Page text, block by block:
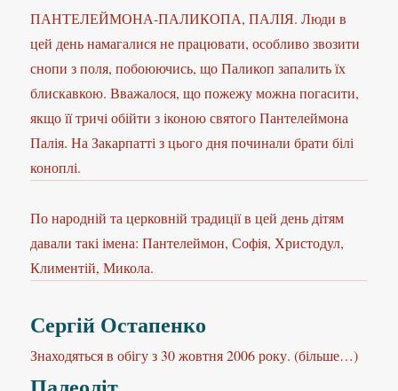
ПАНТЕЛЕЙМОНА-ПАЛИКОПА, ПАЛІЯ. Люди в
цей день намагалися не працювати, особливо звозити
снопи з поля, побоюючись, що Паликоп запалить їх
блискавкою. Вважалося, що пожежу можна погасити,
якщо її тричі обійти з іконою святого Пантелеймона
Палія. На Закарпатті з цього дня починали брати білі
коноплі.
По народній та церковній традиції в цей день дітям
давали такі імена: Пантелеймон, Софія, Христодул,
Климентій, Микола.
Сергій Остапенко
Знаходяться в обігу з 30 жовтня 2006 року. (більше…)